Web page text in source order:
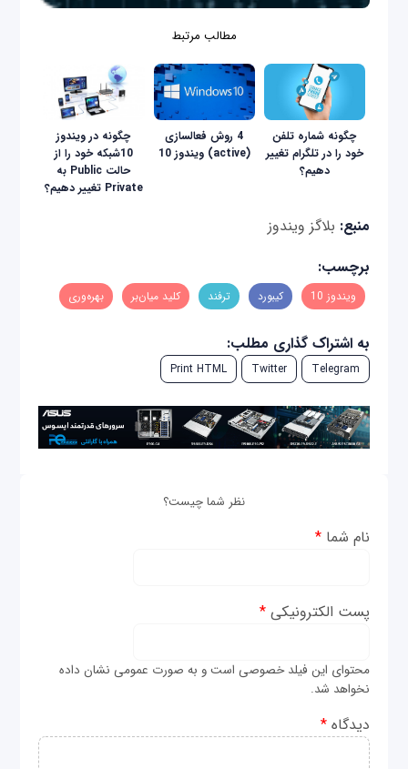
مطالب مرتبط
چگونه شماره تلفن
خود را در تلگرام تغییر
دهیم؟
4 روش فعالسازی
(active) ویندوز 10
چگونه در ویندوز
10شبکه خود را از
حالت Public به
Private تغییر دهیم؟
منبع: بلاگز ویندوز
برچسب:
ویندوز 10 کیبورد ترفند کلید میان‌بر بهره‌وری
به اشتراک گذاری مطلب:
Telegram
Twitter
Print HTML
نظر شما چیست؟
نام شما*
پست الکترونیکی*
محتوای این فیلد خصوصی است و به صورت عمومی نشان داده
نخواهد شد.
دیدگاه*